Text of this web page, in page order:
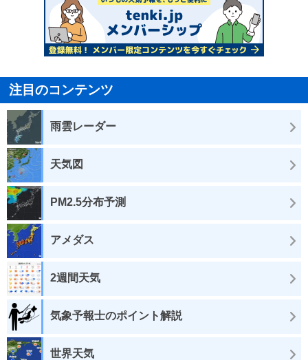
注目のコンテンツ
雨雲レーダー
天気図
PM2.5分布予測
アメダス
2週間天気
気象予報士のポイント解説
世界天気